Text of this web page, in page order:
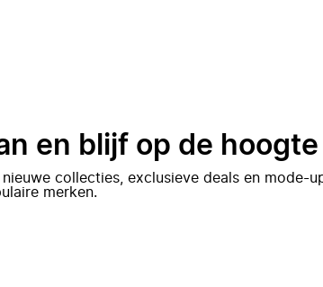
en blijf op de hoogte
collecties, exclusieve deals en mode-
merken.